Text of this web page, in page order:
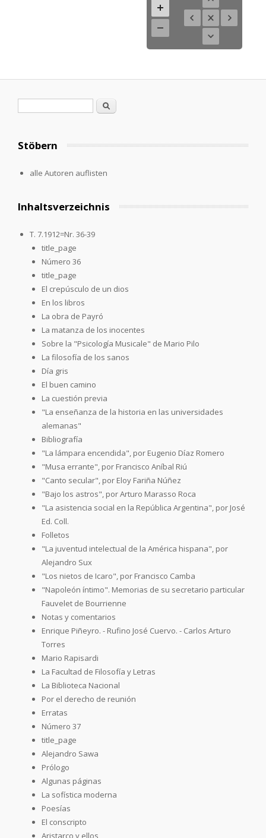
Search
Stöbern
alle Autoren auflisten
Inhaltsverzeichnis
T. 7.1912=Nr. 36-39
title_page
Número 36
title_page
El crepúsculo de un dios
En los libros
La obra de Payró
La matanza de los inocentes
Sobre la "Psicología Musicale" de Mario Pilo
La filosofía de los sanos
Día gris
El buen camino
La cuestión previa
"La enseñanza de la historia en las universidades
alemanas"
Bibliografía
"La lámpara encendida", por Eugenio Díaz Romero
"Musa errante", por Francisco Aníbal Riú
"Canto secular", por Eloy Fariña Núñez
"Bajo los astros", por Arturo Marasso Roca
"La asistencia social en la República Argentina", por José
Ed. Coll.
Folletos
"La juventud intelectual de la América hispana", por
Alejandro Sux
"Los nietos de Icaro", por Francisco Camba
"Napoleón íntimo". Memorias de su secretario particular
Fauvelet de Bourrienne
Notas y comentarios
Enrique Piñeyro. - Rufino José Cuervo. - Carlos Arturo
Torres
Mario Rapisardi
La Facultad de Filosofía y Letras
La Biblioteca Nacional
Por el derecho de reunión
Erratas
Número 37
title_page
Alejandro Sawa
Prólogo
Algunas páginas
La sofística moderna
Poesías
El conscripto
Aristarco y ellos